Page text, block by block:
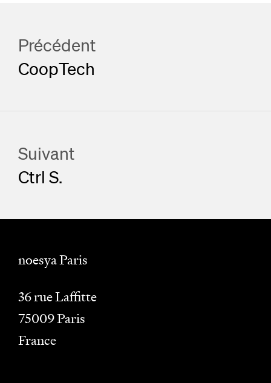
Précédent
CoopTech
Suivant
Ctrl S.
noesya Paris
36 rue Laffitte
75009Paris
France